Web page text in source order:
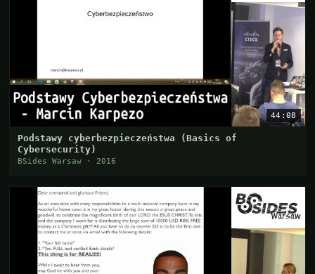
44:08
Podstawy cyberbezpieczeństwa (Basics of
Cybersecurity)
BSides Warsaw · 2016